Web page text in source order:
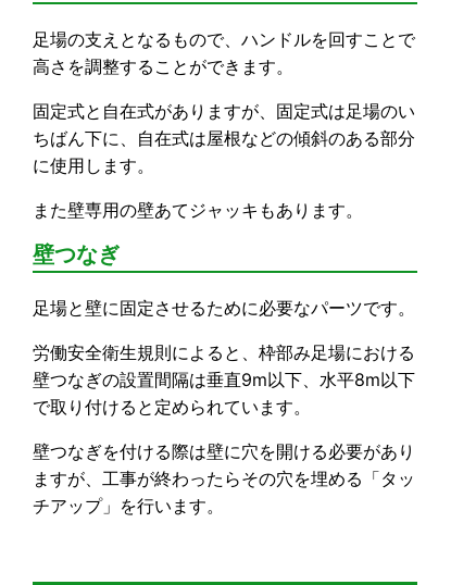
足場の支えとなるもので、ハンドルを回すことで
高さを調整することができます。
固定式と自在式がありますが、固定式は足場のい
ちばん下に、自在式は屋根などの傾斜のある部分
に使用します。
また壁専用の壁あてジャッキもあります。
壁つなぎ
足場と壁に固定させるために必要なパーツです。
労働安全衛生規則によると、枠部み足場における
壁つなぎの設置間隔は垂直9m以下、水平8m以下
で取り付けると定められています。
壁つなぎを付ける際は壁に穴を開ける必要があり
ますが、工事が終わったらその穴を埋める「タッ
チアップ」を行います。